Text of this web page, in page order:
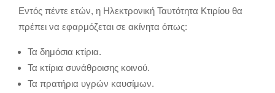
Εντός πέντε ετών, η Ηλεκτρονική Ταυτότητα Κτιρίου θα
πρέπει να εφαρμόζεται σε ακίνητα όπως:
Τα δημόσια κτίρια.
Τα κτίρια συνάθροισης κοινού.
Τα πρατήρια υγρών καυσίμων.